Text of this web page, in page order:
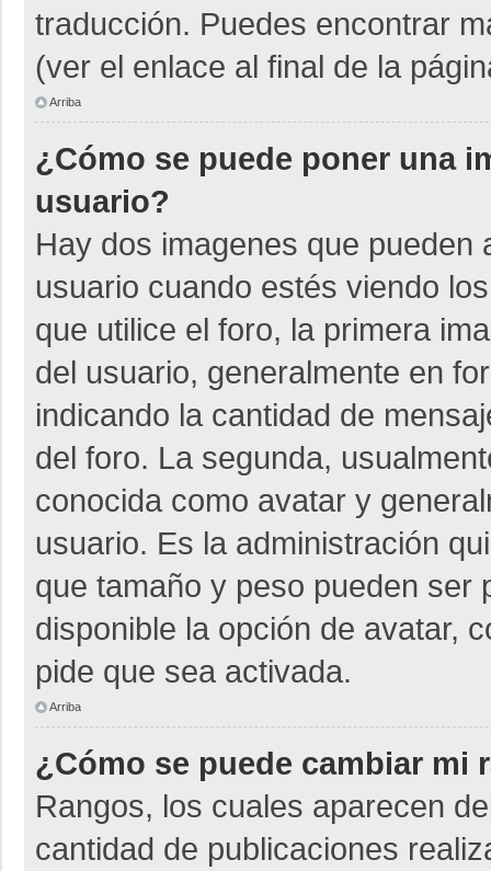
traducción. Puedes encontrar
(ver el enlace al final de la
Arriba
¿Cómo se puede poner una
usuario?
Hay dos imagenes que
usuario cuando estés viendo
que utilice el foro, la primera
del usuario, generalmente en
indicando la cantidad de
del foro. La segunda,
conocida como avatar y
usuario. Es la administración
que tamaño y peso pueden ser
disponible la opción de avatar,
pide que sea activada.
Arriba
¿Cómo se puede cambiar mi
Rangos, los cuales aparecen
cantidad de publicaciones